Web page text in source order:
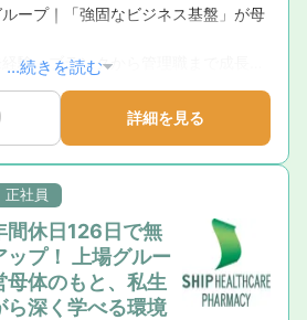
ープ｜「強固なビジネス基盤」が母
験・ブランクから管理職まで成長を
ライフステージの変化に寄り添う手
｜「社員が転職活動をしなくていい
...続きを読む
詳細を見る
正社員
間休日126日で無
プ！ 上場グルー
母体のもと、私生
ら深く学べる環境